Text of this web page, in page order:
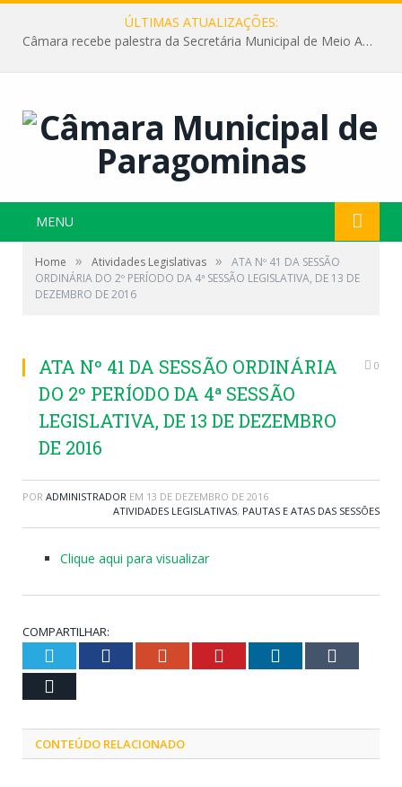
ÚLTIMAS ATUALIZAÇÕES:
Câmara recebe palestra da Secretária Municipal de Meio Ambiente sobre as ações da “SEMANA DO MEIO AMBIENTE”
MENU
Home » Atividades Legislativas »
ATA Nº 41 DA SESSÃO
ORDINÁRIA DO 2º PERÍODO DA 4ª SESSÃO LEGISLATIVA, DE 13 DE
DEZEMBRO DE 2016
ATA Nº 41 DA SESSÃO ORDINÁRIA
DO 2º PERÍODO DA 4ª SESSÃO
LEGISLATIVA, DE 13 DE DEZEMBRO
DE 2016
0
POR ADMINISTRADOR EM 13 DE DEZEMBRO DE 2016
ATIVIDADES LEGISLATIVAS, PAUTAS E ATAS DAS SESSÕES
Clique aqui para visualizar
COMPARTILHAR:
Twitter Facebook Google+ Pinterest LinkedIn
CONTEÚDO RELACIONADO